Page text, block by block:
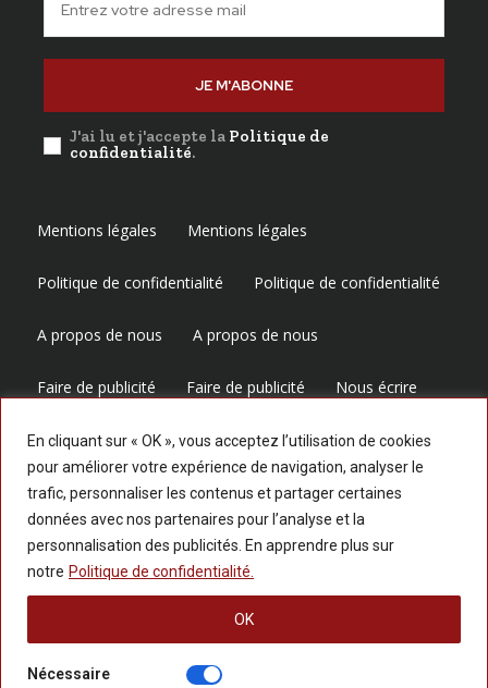
En cliquant sur « OK », vous acceptez l’utilisation de cookies
pour améliorer votre expérience de navigation, analyser le
trafic, personnaliser les contenus et partager certaines
données avec nos partenaires pour l’analyse et la
personnalisation des publicités. En apprendre plus sur
notre Politique de confidentialité.
OK
Nécessaire
JE M'ABONNE
J'ai lu et j'accepte la Politique de
confidentialité.
Mentions légales Mentions légales
Politique de confidentialité Politique de confidentialité
A propos de nous A propos de nous
Faire de publicité Faire de publicité Nous écrire
Nous écrire
Suivez-nous
© 2025 LESPERSPECTIVES.COM — Tous les droits réservés